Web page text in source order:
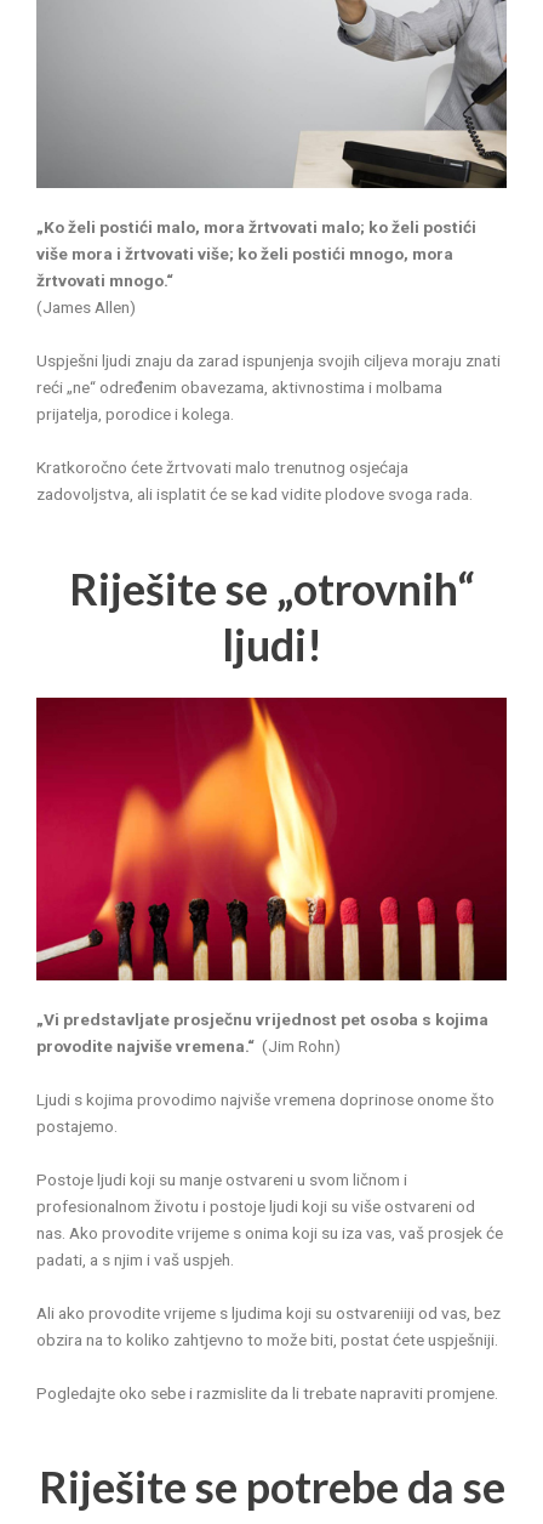
„Ko želi postići malo, mora žrtvovati malo; ko želi postići
više mora i žrtvovati više; ko želi postići mnogo, mora
žrtvovati mnogo.“
(James Allen)
Uspješni ljudi znaju da zarad ispunjenja svojih ciljeva moraju znati
reći „ne“ određenim obavezama, aktivnostima i molbama
prijatelja, porodice i kolega.
Kratkoročno ćete žrtvovati malo trenutnog osjećaja
zadovoljstva, ali isplatit će se kad vidite plodove svoga rada.
Riješite se „otrovnih“
ljudi!
„Vi predstavljate prosječnu vrijednost pet osoba s kojima
provodite najviše vremena.“ (Jim Rohn)
Ljudi s kojima provodimo najviše vremena doprinose onome što
postajemo.
Postoje ljudi koji su manje ostvareni u svom ličnom i
profesionalnom životu i postoje ljudi koji su više ostvareni od
nas. Ako provodite vrijeme s onima koji su iza vas, vaš prosjek će
padati, a s njim i vaš uspjeh.
Ali ako provodite vrijeme s ljudima koji su ostvareniiji od vas, bez
obzira na to koliko zahtjevno to može biti, postat ćete uspješniji.
Pogledajte oko sebe i razmislite da li trebate napraviti promjene.
Riješite se potrebe da se